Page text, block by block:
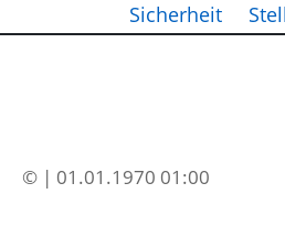
Sicherheit
© | 01.01.1970 01:00